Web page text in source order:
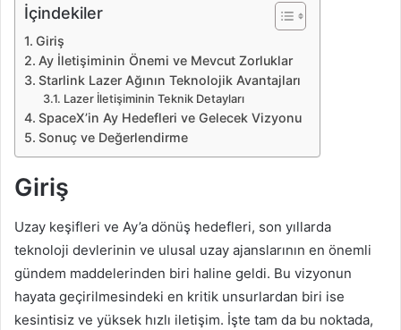
e
İçindekiler
Giriş
Ay İletişiminin Önemi ve Mevcut Zorluklar
Starlink Lazer Ağının Teknolojik Avantajları
Lazer İletişiminin Teknik Detayları
SpaceX’in Ay Hedefleri ve Gelecek Vizyonu
Sonuç ve Değerlendirme
Giriş
Uzay keşifleri ve Ay’a dönüş hedefleri, son yıllarda
teknoloji devlerinin ve ulusal uzay ajanslarının en önemli
gündem maddelerinden biri haline geldi. Bu vizyonun
hayata geçirilmesindeki en kritik unsurlardan biri ise
kesintisiz ve yüksek hızlı iletişim. İşte tam da bu noktada,